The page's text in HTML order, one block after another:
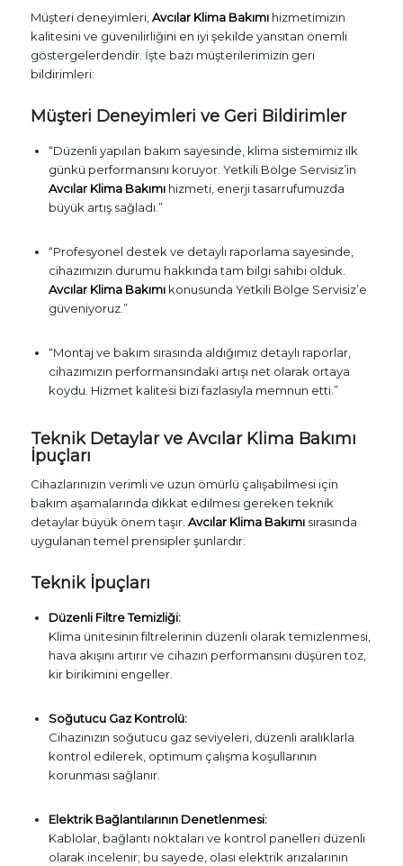
Müşteri deneyimleri, Avcılar Klima Bakımıhizmetimizin
kalitesini ve güvenilirliğini en iyi şekilde yansıtan önemli
göstergelerdendir. İşte bazı müşterilerimizin geri
bildirimleri:
Müşteri Deneyimleri ve Geri Bildirimler
“Düzenli yapılan bakım sayesinde, klima sistemimiz ilk
günkü performansını koruyor. Yetkili Bölge Servisiz’in
Avcılar Klima Bakımıhizmeti, enerji tasarrufumuzda
büyük artış sağladı.”
“Profesyonel destek ve detaylı raporlama sayesinde,
cihazımızın durumu hakkında tam bilgi sahibi olduk.
Avcılar Klima Bakımıkonusunda Yetkili Bölge Servisiz’e
güveniyoruz.”
“Montaj ve bakım sırasında aldığımız detaylı raporlar,
cihazımızın performansındaki artışı net olarak ortaya
koydu. Hizmet kalitesi bizi fazlasıyla memnun etti.”
Teknik Detaylar ve Avcılar Klima Bakımı
İpuçları
Cihazlarınızın verimli ve uzun ömürlü çalışabilmesi için
bakım aşamalarında dikkat edilmesi gereken teknik
detaylar büyük önem taşır. Avcılar Klima Bakımısırasında
uygulanan temel prensipler şunlardır:
Teknik İpuçları
Düzenli Filtre Temizliği:
Klima ünitesinin filtrelerinin düzenli olarak temizlenmesi,
hava akışını artırır ve cihazın performansını düşüren toz,
kir birikimini engeller.
Soğutucu Gaz Kontrolü:
Cihazınızın soğutucu gaz seviyeleri, düzenli aralıklarla
kontrol edilerek, optimum çalışma koşullarının
korunması sağlanır.
Elektrik Bağlantılarının Denetlenmesi:
Kablolar, bağlantı noktaları ve kontrol panelleri düzenli
olarak incelenir; bu sayede, olası elektrik arızalarının